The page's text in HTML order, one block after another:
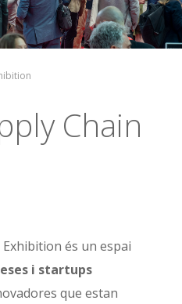
Chain
és un espai
i startups
que estan